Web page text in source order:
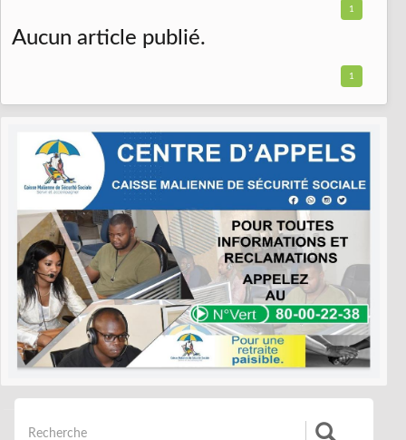
1
Aucun article publié.
1